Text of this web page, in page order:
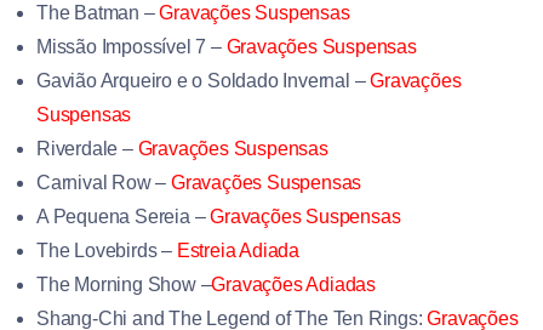
The Batman –Gravações Suspensas
Missão Impossível 7 –Gravações Suspensas
Gavião Arqueiro e o Soldado Invernal –Gravações
Suspensas
Riverdale – Gravações Suspensas
Carnival Row –Gravações Suspensas
A Pequena Sereia –Gravações Suspensas
The Lovebirds – Estreia Adiada
The Morning Show –Gravações Adiadas
Shang-Chi and The Legend of The Ten Rings:Gravações